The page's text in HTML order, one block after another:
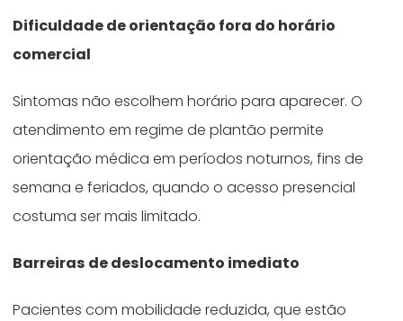
Dificuldade de orientação fora do horário
comercial
Sintomas não escolhem horário para aparecer. O
atendimento em regime de plantão permite
orientação médica em períodos noturnos, fins de
semana e feriados, quando o acesso presencial
costuma ser mais limitado.
Barreiras de deslocamento imediato
Pacientes com mobilidade reduzida, que estão